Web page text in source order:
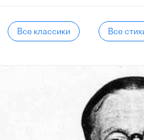
Все классики Все